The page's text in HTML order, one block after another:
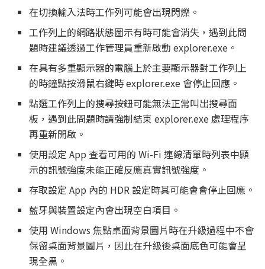
在切換輸入法時工作列可能會出現閃爍。
工作列上的網路狀態圖示有時可能會消失，遇到此問
題時建議透過工作管理員重新啟動 explorer.exe。
在具有多重顯示器的電腦上於主要顯示器對工作列上
的時鐘點按滑鼠右鍵時 explorer.exe 會停止回應。
點選工作列上的搜尋按鈕可能無法正常叫出搜尋面
板，遇到此問題時請強制結束 explorer.exe 處理程序
再重新開啟。
使用設定 App 查看可用的 Wi-Fi 連線清單時列表中顯
示的訊號強度未能正確反應真實訊號強度。
存取設定 App 內的 HDR 設定時其可能會會停止回應。
藍牙與裝置設定內會出現空白項目。
使用 Windows 焦點桌面背景圖片時在升級過程中不會
保留桌面背景圖片，因此在升級後桌面底色可能會呈
現全黑。